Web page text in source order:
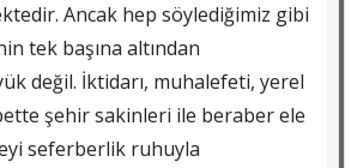
Ancak hep söylediğimiz gibi
tek başına altından
değil. İktidarı, muhalefeti, yerel
şehir sakinleri ile beraber ele
seferberlik ruhuyla